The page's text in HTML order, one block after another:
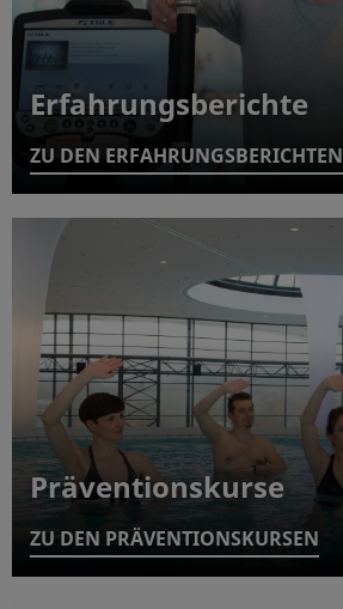
Erfahrungsberichte
ZU DEN ERFAHRUNGSBERICHTEN
Präventionskurse
ZU DEN PRÄVENTIONSKURSEN